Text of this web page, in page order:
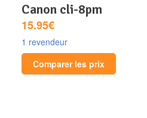
canon cli-8pm
15.95€
1 revendeur
Comparer les prix